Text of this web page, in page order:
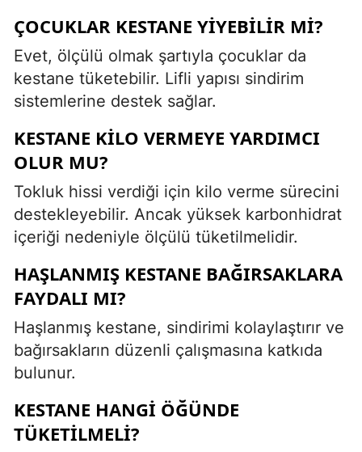
ÇOCUKLAR KESTANE YIYEBILIR MI?
Evet, ölçülü olmak şartıyla çocuklar da
kestane tüketebilir. Lifli yapısı sindirim
sistemlerine destek sağlar.
KESTANE KILO VERMEYE YARDIMCI
OLUR MU?
Tokluk hissi verdiği için kilo verme sürecini
destekleyebilir. Ancak yüksek karbonhidrat
içeriği nedeniyle ölçülü tüketilmelidir.
HAŞLANMIŞ KESTANE BAĞIRSAKLARA
FAYDALI MI?
Haşlanmış kestane, sindirimi kolaylaştırır ve
bağırsakların düzenli çalışmasına katkıda
bulunur.
KESTANE HANGI ÖĞÜNDE
TÜKETILMELI?